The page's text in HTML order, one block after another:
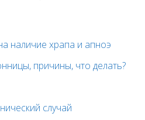
наличие храпа и апноэ
причины, что делать?
случай